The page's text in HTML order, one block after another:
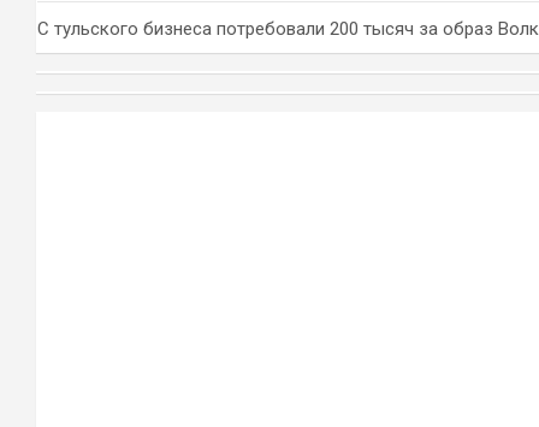
С тульского бизнеса потребовали 200 тысяч за образ